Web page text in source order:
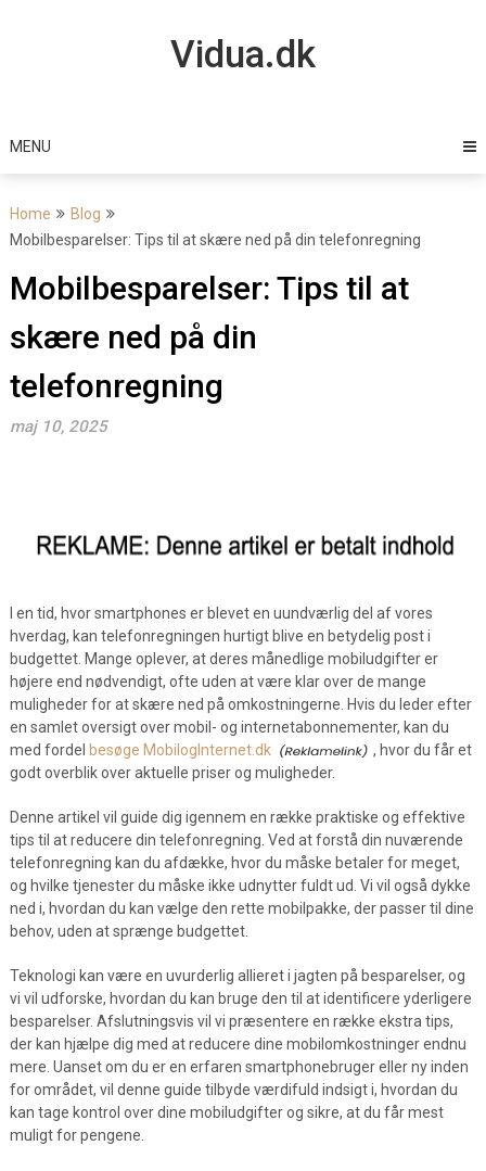
Vidua.dk
MENU
Home
Blog
Mobilbesparelser: Tips til at skære ned på din telefonregning
Mobilbesparelser: Tips til at
skære ned på din
telefonregning
maj 10, 2025
I en tid, hvor smartphones er blevet en uundværlig del af vores
hverdag, kan telefonregningen hurtigt blive en betydelig post i
budgettet. Mange oplever, at deres månedlige mobiludgifter er
højere end nødvendigt, ofte uden at være klar over de mange
muligheder for at skære ned på omkostningerne. Hvis du leder efter
en samlet oversigt over mobil- og internetabonnementer, kan du
med fordel besøge MobilogInternet.dk
, hvor du får et
godt overblik over aktuelle priser og muligheder.
Denne artikel vil guide dig igennem en række praktiske og effektive
tips til at reducere din telefonregning. Ved at forstå din nuværende
telefonregning kan du afdække, hvor du måske betaler for meget,
og hvilke tjenester du måske ikke udnytter fuldt ud. Vi vil også dykke
ned i, hvordan du kan vælge den rette mobilpakke, der passer til dine
behov, uden at sprænge budgettet.
Teknologi kan være en uvurderlig allieret i jagten på besparelser, og
vi vil udforske, hvordan du kan bruge den til at identificere yderligere
besparelser. Afslutningsvis vil vi præsentere en række ekstra tips,
der kan hjælpe dig med at reducere dine mobilomkostninger endnu
mere. Uanset om du er en erfaren smartphonebruger eller ny inden
for området, vil denne guide tilbyde værdifuld indsigt i, hvordan du
kan tage kontrol over dine mobiludgifter og sikre, at du får mest
muligt for pengene.